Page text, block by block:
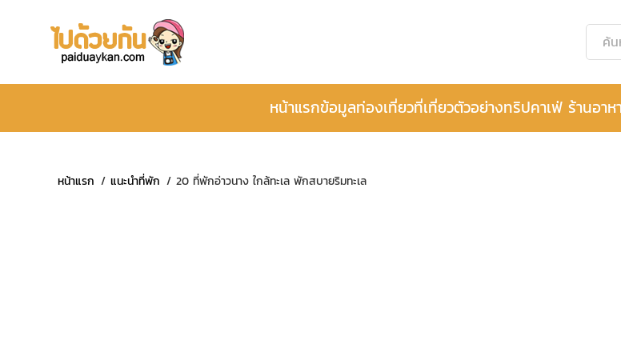
หน้าแรกข้อมูลท่องเที่ยวที่เที่ยวตัวอย่างทริปคาเฟ่ ร้านอาห
หน้าแรก แนะนำที่พัก 20 ที่พักอ่าวนาง ใกล้ทะเล พักสบายริมทะเล